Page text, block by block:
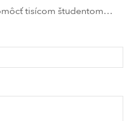
tisícom študentom…